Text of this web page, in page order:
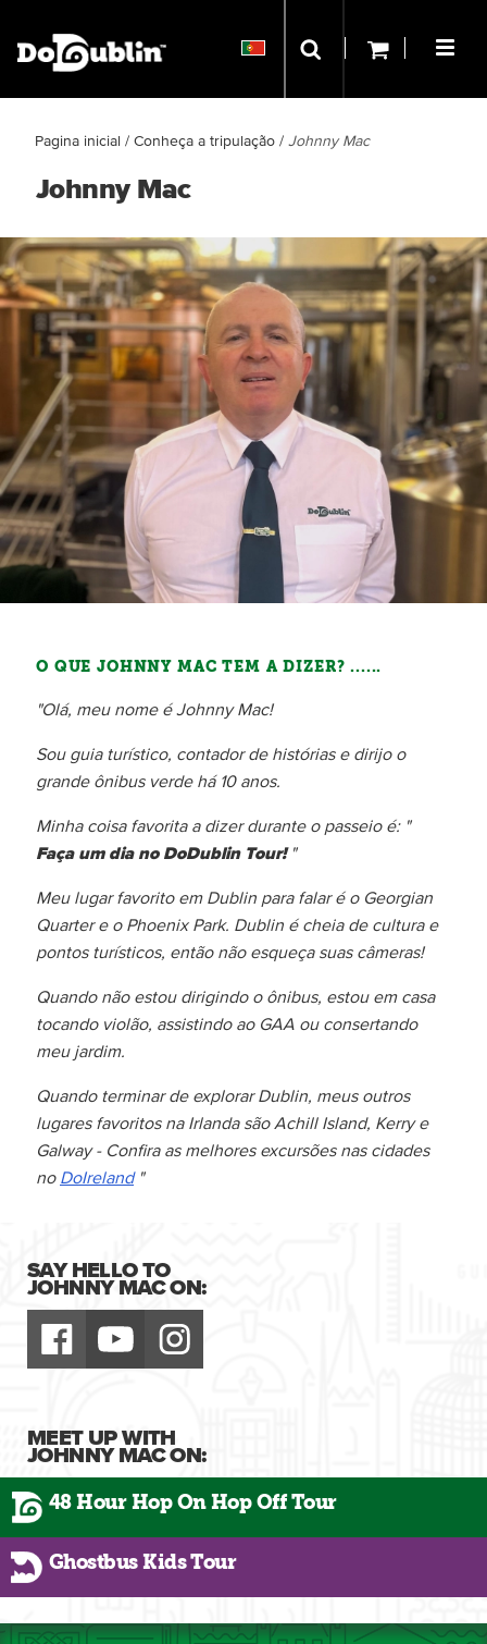
Pagina inicial / Conheça a tripulação / Johnny Mac
Johnny Mac
O QUE JOHNNY MAC TEM A DIZER? ......
"Olá, meu nome é Johnny Mac!
Sou guia turístico, contador de histórias e dirijo o
grande ônibus verde há 10 anos.
Minha coisa favorita a dizer durante o passeio é: "
Faça um dia no DoDublin Tour!"
Meu lugar favorito em Dublin para falar é o Georgian
Quarter e o Phoenix Park. Dublin é cheia de cultura e
pontos turísticos, então não esqueça suas câmeras!
Quando não estou dirigindo o ônibus, estou em casa
tocando violão, assistindo ao GAA ou consertando
meu jardim.
Quando terminar de explorar Dublin, meus outros
lugares favoritos na Irlanda são Achill Island, Kerry e
Galway - Confira as melhores excursões nas cidades
no DoIreland"
SAY HELLO TO
JOHNNY MAC ON:
MEET UP WITH
JOHNNY MAC ON:
48 Hour Hop On Hop Off Tour
Ghostbus Kids Tour